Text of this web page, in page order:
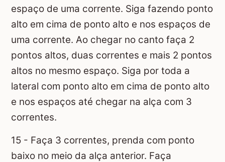
espaço de uma corrente. Siga fazendo ponto
alto em cima de ponto alto e nos espaços de
uma corrente. Ao chegar no canto faça 2
pontos altos, duas correntes e mais 2 pontos
altos no mesmo espaço. Siga por toda a
lateral com ponto alto em cima de ponto alto
e nos espaços até chegar na alça com 3
correntes.
15 - Faça 3 correntes, prenda com ponto
baixo no meio da alça anterior. Faça